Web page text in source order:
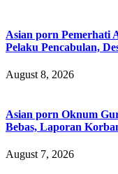
Asian porn Pemerhati
Pelaku Pencabulan,
August 8, 2026
Asian porn Oknum
Bebas, Laporan
August 7, 2026